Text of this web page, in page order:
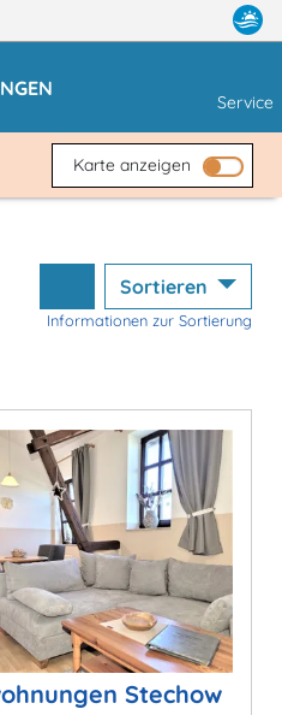
Service
Karte anzeigen
Sortieren
Informationen zur Sortierung
Stechow